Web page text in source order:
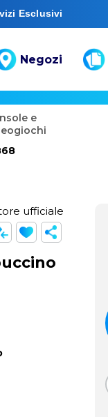
Esclusivi
Negozi
e
ufficiale